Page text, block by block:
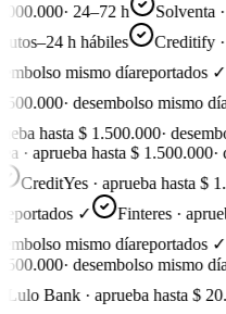
·24–72 h Solventa ·
h hábiles
Creditify ·
mismo díareportados ✓
·desembolso mismo día
hasta $ 1.500.000·
· aprueba hasta $ 1.500.000·
CreditYes · aprueba hasta $
✓
Finteres ·
mismo díareportados ✓
·desembolso mismo día
Lulo Bank · aprueba hasta $